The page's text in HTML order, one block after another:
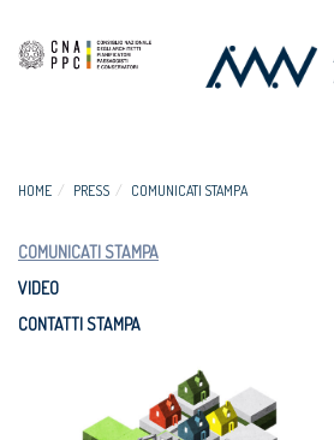
HOME PRESS COMUNICATI STAMPA
COMUNICATI STAMPA
VIDEO
CONTATTI STAMPA